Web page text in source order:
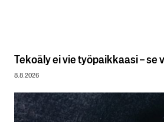
Tekoäly ei vie työpaikkaasi – se
8.8.2026